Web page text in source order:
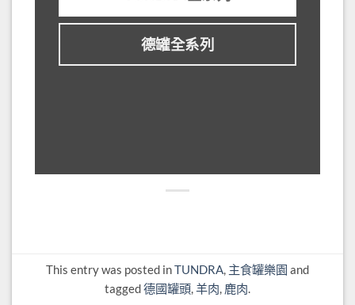
德罐全系列
This entry was posted inTUNDRA, 主食罐樂園 and
tagged德國罐頭,羊肉, 鹿肉.